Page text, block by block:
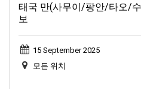
태국 만(사무이/팡안/타오/
보
15 September 2025
모든 위치